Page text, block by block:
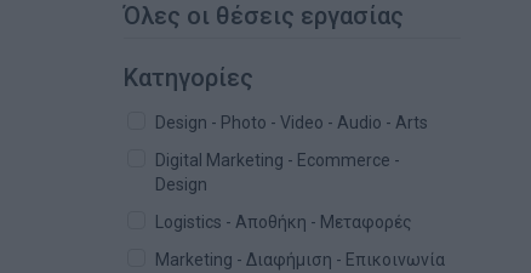
Όλες οι θέσεις εργασίας
Κατηγορίες
Design - Photo - Video - Audio - Arts
Digital Marketing - Ecommerce -
Design
Logistics - Αποθήκη - Μεταφορές
Marketing - Διαφήμιση - Επικοινωνία